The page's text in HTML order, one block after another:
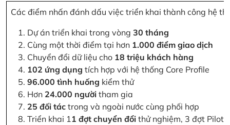
Các điểm nhấn đánh dấu việc triển khai thành công hệ
Dự án triển khai trong vòng 30 tháng
Cùng một thời điểm tại hơn 1.000 điểm giao dịch
Chuyển đổi dữ liệu cho 18 triệu khách hàng
102 ứng dụng tích hợp với hệ thống Core Profile
96.000 tình huống kiểm thử
Hơn 24.000 người tham gia
25 đối tác trong và ngoài nước cùng phối hợp
Triển khai 11 đợt chuyển đổi thử nghiệm, 3 đợt Pilot